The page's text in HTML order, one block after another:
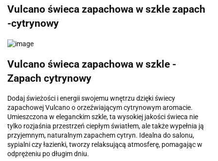
Vulcano świeca zapachowa w szkle zapach
-cytrynowy
Vulcano świeca zapachowa w szkle -
Zapach cytrynowy
Dodaj świeżości i energii swojemu wnętrzu dzięki świecy
zapachowej Vulcano o orzeźwiającym cytrynowym aromacie.
Umieszczona w eleganckim szkle, ta wysokiej jakości świeca nie
tylko rozjaśnia przestrzeń ciepłym światłem, ale także wypełnia ją
przyjemnym, naturalnym zapachem cytryn. Idealna do salonu,
sypialni czy łazienki, tworzy relaksującą atmosferę, pomagając w
odprężeniu po długim dniu.